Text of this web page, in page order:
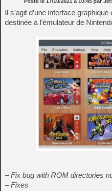
Il s’agit d’une interface
destinée à l’émulateur de
– Fix bug with ROM directories
– Fixes